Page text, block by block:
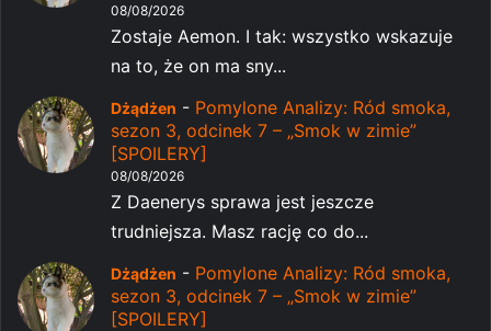
08/08/2026
Zostaje Aemon. I tak: wszystko wskazuje
na to, że on ma sny...
Dżądżen - Pomylone Analizy: Ród smoka,
sezon 3, odcinek 7 – „Smok w zimie”
[SPOILERY]
08/08/2026
Z Daenerys sprawa jest jeszcze
trudniejsza. Masz rację co do...
Dżądżen - Pomylone Analizy: Ród smoka,
sezon 3, odcinek 7 – „Smok w zimie”
[SPOILERY]